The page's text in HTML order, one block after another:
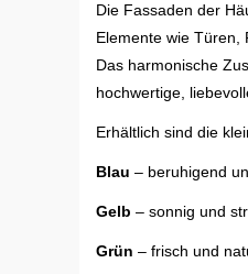
Die Fassaden der
Elemente wie Türen,
Das harmonische
hochwertige,
Erhältlich sind die
Blau – beruhigend
Gelb – sonnig und
Grün – frisch und